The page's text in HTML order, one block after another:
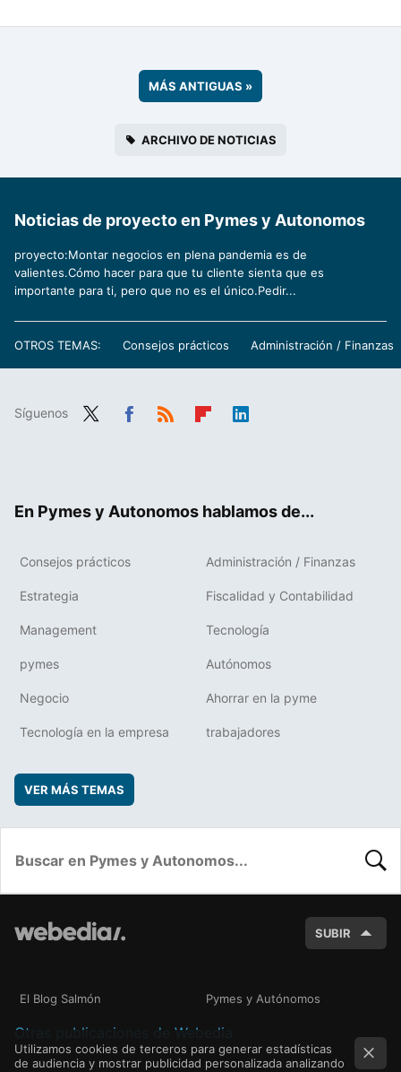
MÁS ANTIGUAS »
ARCHIVO DE NOTICIAS
Noticias de proyecto en Pymes y Autonomos
proyecto:Montar negocios en plena pandemia es de
valientes.Cómo hacer para que tu cliente sienta que es
importante para ti, pero que no es el único.Pedir...
OTROS TEMAS: Consejos prácticos Administración / Finanzas
Síguenos
En Pymes y Autonomos hablamos de...
Consejos prácticos Administración / Finanzas
Estrategia Fiscalidad y Contabilidad
Management Tecnología
pymes Autónomos
Negocio Ahorrar en la pyme
Tecnología en la empresa trabajadores
VER MÁS TEMAS
SUBIR
El Blog Salmón Pymes y Autónomos
Otras publicaciones de Webedia
Utilizamos cookies de terceros para generar estadísticas
de audiencia y mostrar publicidad personalizada analizando